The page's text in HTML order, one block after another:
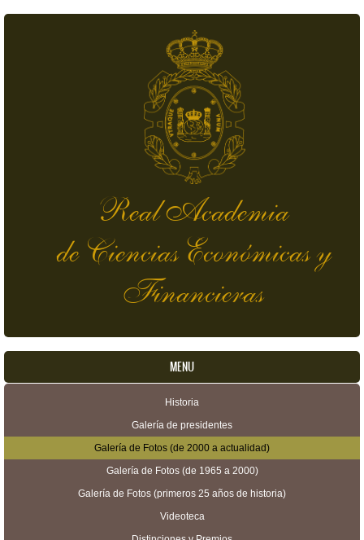
Real Academia
de Ciencias Económicas y
Financieras
MENU
Historia
Galería de presidentes
Galería de Fotos (de 2000 a actualidad)
Galería de Fotos (de 1965 a 2000)
Galería de Fotos (primeros 25 años de historia)
Videoteca